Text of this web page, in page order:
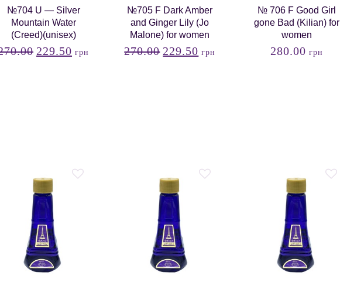
№704 U — Silver
Mountain Water
(Creed)(unisex)
229.50 грн
№705 F Dark Amber
and Ginger Lily (Jo
Malone) for women
270.00 229.50 грн
№ 706 F Good Girl
gone Bad (Kilian) for
women
280.00 грн